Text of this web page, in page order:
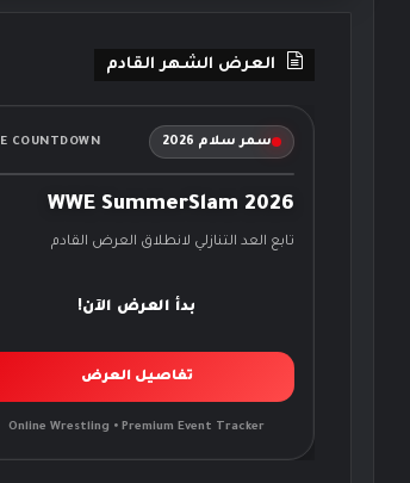
العرض الشهر القادم
سمر سلام 2026 COUNTDOWN
WWE SummerSlam 2026
تابع العد التنازلي لانطلاق العرض القادم
بدأ العرض الآن!
تفاصيل العرض
Online Wrestling • Premium Event Tracker